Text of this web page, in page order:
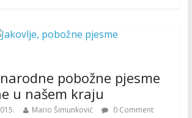
pobožne pjesme
u našem kraju
Mario Šimunković
0 Comment